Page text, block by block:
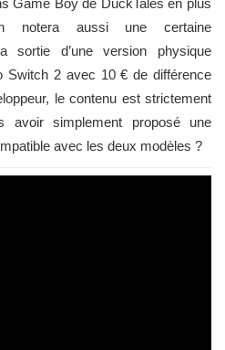
Game Boy de DuckTales en plus
notera aussi une certaine
sortie d’une version physique
Switch 2 avec 10 € de différence
le contenu est strictement
avoir simplement proposé une
avec les deux modèles ?